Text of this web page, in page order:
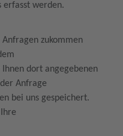
erfasst werden.
zukommen
dort angegebenen
Anfrage
bei uns gespeichert.